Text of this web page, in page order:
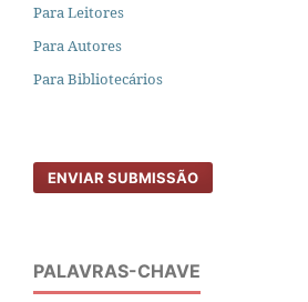
Para Leitores
Para Autores
Para Bibliotecários
ENVIAR SUBMISSÃO
PALAVRAS-CHAVE